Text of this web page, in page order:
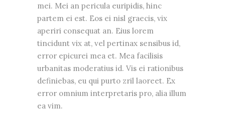
mei. Mei an pericula euripidis, hinc
partem ei est. Eos ei nisl graecis, vix
aperiri consequat an. Eius lorem
tincidunt vix at, vel pertinax sensibus id,
error epicurei mea et. Mea facilisis
urbanitas moderatius id. Vis ei rationibus
definiebas, eu qui purto zril laoreet. Ex
error omnium interpretaris pro, alia illum
ea vim.